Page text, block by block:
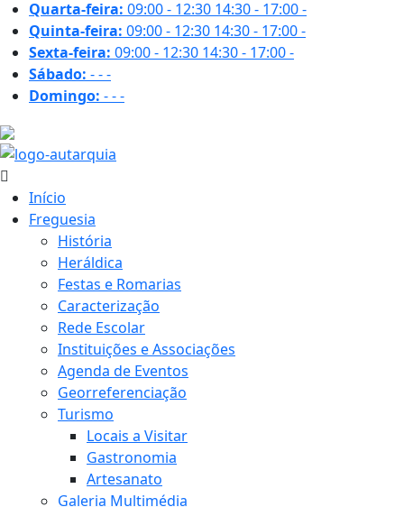
Quarta-feira: 09:00 - 12:30 14:30 - 17:00-
Quinta-feira: 09:00 - 12:30 14:30 - 17:00-
Sexta-feira: 09:00 - 12:30 14:30 - 17:00-
Sábado: ---
Domingo: ---
Início
Freguesia
História
Heráldica
Festas e Romarias
Caracterização
Rede Escolar
Instituições e Associações
Agenda de Eventos
Georreferenciação
Turismo
Locais a Visitar
Gastronomia
Artesanato
Galeria Multimédia